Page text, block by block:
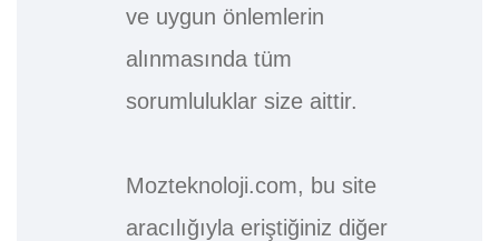
ve uygun önlemlerin
alınmasında tüm
sorumluluklar size aittir.
Mozteknoloji.com, bu site
aracılığıyla eriştiğiniz diğer